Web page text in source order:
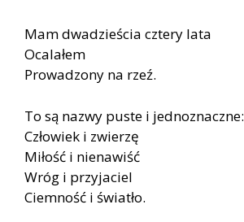
Mam dwa­dzie­ścia czte­ry lata
Oca­la­łem
Pro­wa­dzo­ny na rzeź.
To są na­zwy pu­ste i jed­no­znacz­ne:
Czło­wiek i zwie­rzę
Mi­łość i nie­na­wiść
Wróg i przy­ja­ciel
Ciem­ność i świa­tło.